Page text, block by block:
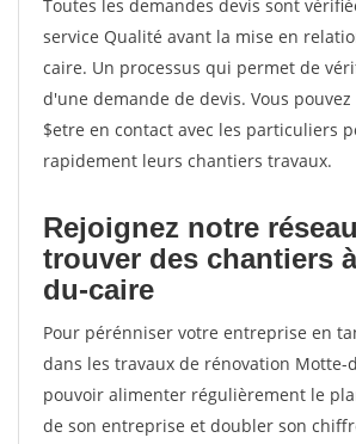
Toutes les demandes devis sont
service Qualité avant la mise en
caire. Un processus qui permet de
d'une demande de devis. Vous
$etre en contact avec les particuliers
rapidement leurs chantiers travaux.
Rejoignez notre
trouver des chantiers
du-caire
Pour pérénniser votre entreprise en
dans les travaux de rénovation Motte-
pouvoir alimenter régulièrement le
de son entreprise et doubler son